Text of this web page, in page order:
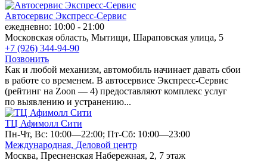
Автосервис Экспресс-Сервис
ежедневно: 10:00 - 21:00
Московская область, Мытищи, Шараповская улица, 5
+7 (926) 344-94-90
Позвонить
Как и любой механизм, автомобиль начинает давать сбои
в работе со временем. В автосервисе Экспресс-Сервис
(рейтинг на Zoon — 4) предоставляют комплекс услуг
по выявлению и устранению...
ТЦ Афимолл Сити
Пн-Чт, Вс: 10:00—22:00; Пт-Сб: 10:00—23:00
Международная, Деловой центр
Москва, Пресненская Набережная, 2, 7 этаж